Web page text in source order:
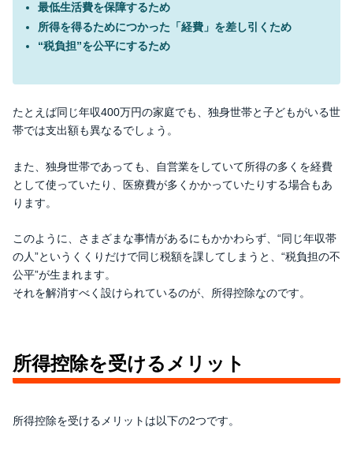
最低生活費を保障するため
所得を得るためにつかった「経費」を差し引くため
“税負担”を公平にするため
たとえば同じ年収400万円の家庭でも、独身世帯と子どもがいる世
帯では支出額も異なるでしょう。
また、独身世帯であっても、自営業をしていて所得の多くを経費
として使っていたり、医療費が多くかかっていたりする場合もあ
ります。
このように、さまざまな事情があるにもかかわらず、“同じ年収帯
の人”というくくりだけで同じ税額を課してしまうと、“税負担の不
公平”が生まれます。
それを解消すべく設けられているのが、所得控除なのです。
所得控除を受けるメリット
所得控除を受けるメリットは以下の2つです。